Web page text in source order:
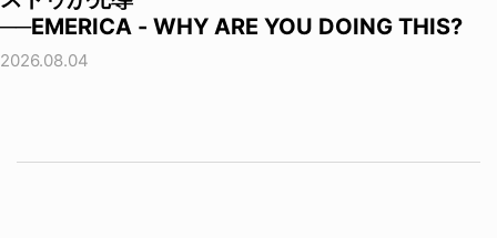
──EMERICA - WHY ARE YOU DOING THIS?
2026.08.04